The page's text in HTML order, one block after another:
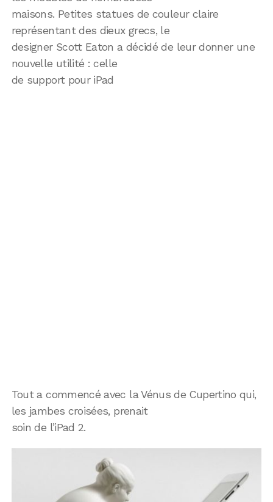
maisons. Petites statues de couleur claire
représentant des dieux grecs, le
designer Scott Eaton a décidé de leur donner une
nouvelle utilité : celle
de support pour iPad
Tout a commencé avec la Vénus de Cupertino qui,
les jambes croisées, prenait
soin de l’iPad 2.